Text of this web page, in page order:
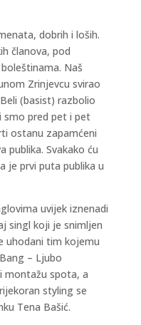
dobrih i loših.
članova, pod
Naš
Zrinjevcu svirao
(basist) razbolio
smo pred pet i pet
ostanu zapamćeni
publika. Svakako ću
je prvi puta publika u
uvijek iznenadi
singl koji je snimljen
uhodani tim kojemu
– Ljubo
montažu spota, a
styling se
Tena Bašić.